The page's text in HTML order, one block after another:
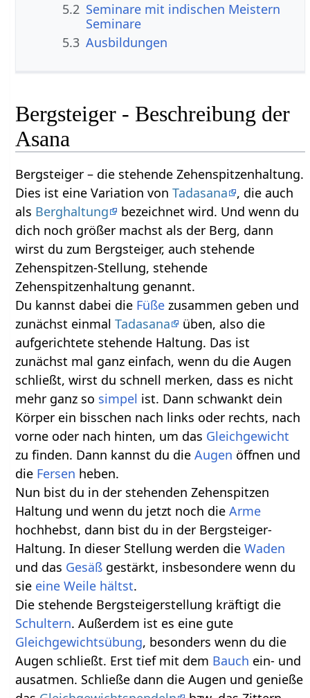
5.2 Seminare mit indischen Meistern
Seminare
5.3 Ausbildungen
Bergsteiger - Beschreibung der
Asana
Bergsteiger – die stehende Zehenspitzenhaltung.
Dies ist eine Variation vonTadasana
, die auch
als Berghaltung
bezeichnet wird. Und wenn du
dich noch größer machst als der Berg, dann
wirst du zum Bergsteiger, auch stehende
Zehenspitzen-Stellung, stehende
Zehenspitzenhaltung genannt.
Du kannst dabei die Füße zusammen geben und
zunächst einmalTadasana
üben, also die
aufgerichtete stehende Haltung. Das ist
zunächst mal ganz einfach, wenn du die Augen
schließt, wirst du schnell merken, dass es nicht
mehr ganz so simpel ist. Dann schwankt dein
Körper ein bisschen nach links oder rechts, nach
vorne oder nach hinten, um das Gleichgewicht
zu finden. Dann kannst du dieAugen öffnen und
die Fersen heben.
Nun bist du in der stehenden Zehenspitzen
Haltung und wenn du jetzt noch dieArme
hochhebst, dann bist du in der Bergsteiger-
Haltung. In dieser Stellung werden dieWaden
und das Gesäß gestärkt, insbesondere wenn du
sie eine Weile hältst.
Die stehende Bergsteigerstellung kräftigt die
Schultern. Außerdem ist es eine gute
Gleichgewichtsübung, besonders wenn du die
Augen schließt. Erst tief mit dem Bauch ein- und
ausatmen. Schließe dann die Augen und genieße